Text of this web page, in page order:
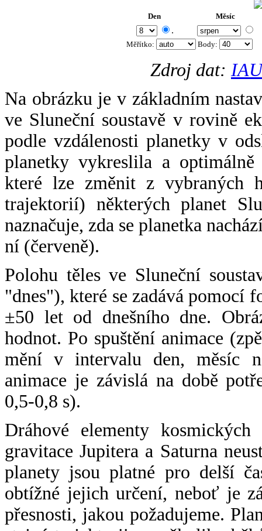
Den Měsíc
.
Měřítko: Body:
Zdroj dat:
Na obrázku je v základním
ve Sluneční soustavě v rovině
podle vzdálenosti planetky v
planetky vykreslila a
které lze změnit z vybraných
trajektorií) některých planet
naznačuje, zda se planetka
ní (červeně).
Polohu těles ve Sluneční
"dnes"), které se zadává pomocí
±50 let od dnešního dne.
hodnot. Po spuštění animace
mění v intervalu den, měsíc
animace je závislá na době
0,5-0,8 s).
Dráhové elementy
gravitace Jupitera a Saturna
planety jsou platné pro delší
obtížné jejich určení, neboť je
přesnosti, jakou požadujeme.